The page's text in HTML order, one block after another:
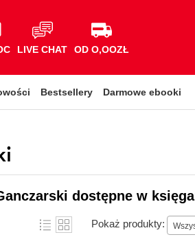
LIVE CHAT OD O,OOZŁ
Bestsellery Darmowe ebooki
dostępne w
Pokaż produkty: